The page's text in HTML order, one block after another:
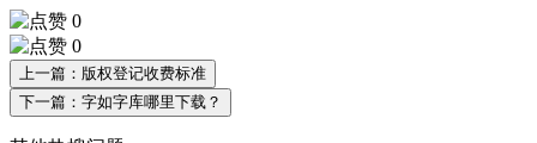
0
0
上一篇：版权登记收费标准
下一篇：字如字库哪里下载？